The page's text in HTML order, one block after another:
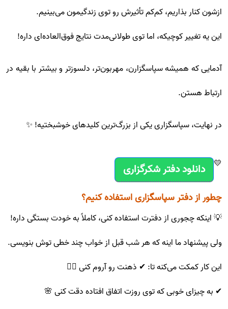
ازشون کنار بذاریم، کم‌کم تأثیرش رو توی زندگیمون می‌بینیم.
این یه تغییر کوچیکه، اما توی طولانی‌مدت نتایج فوق‌العاده‌ای داره!
آدمایی که همیشه سپاسگزارن، مهربون‌تر، دلسوزتر و بیشتر با بقیه در
ارتباط هستن.
در نهایت، سپاسگزاری یکی از بزرگ‌ترین کلیدهای خوشبختیه! ✨
💛 دانلود دفتر شکرگزاری
چطور از دفتر سپاسگزاری استفاده کنیم؟
💡 اینکه چجوری از دفترت استفاده کنی، کاملاً به خودت بستگی داره!
ولی پیشنهاد ما اینه که هر شب قبل از خواب چند خطی توش بنویسی.
این کار کمکت می‌کنه تا: ✔ ذهنت رو آروم کنی 🧘‍♂️
✔ به چیزای خوبی که توی روزت اتفاق افتاده دقت کنی 🌸